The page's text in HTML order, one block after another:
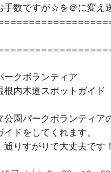
手数ですが☆を＠に変え
ークボランティア
道スポットガイド
公園パークボランティア
ドをしてくれます。
りすがりで大丈夫です！